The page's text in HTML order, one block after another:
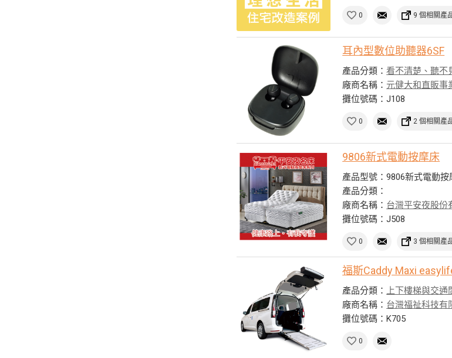
0 9 個相關產
耳內型數位助聽器6SF
產品分類：看不清楚、聽不
廠商名稱： 元健大和直販事
攤位號碼：J108
0 2 個相關產
9806新式電動按摩床
產品型號：9806新式電動
產品分類：
廠商名稱： 台灣平安夜股份
攤位號碼：J508
0 3 個相關產
福斯Caddy Maxi
產品分類：
上下樓梯與交通
廠商名稱： 台灣福祉科技有
攤位號碼：K705
0